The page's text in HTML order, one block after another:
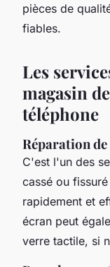
pièces de
fiables.
Les
magasin
téléphone
Réparation
C'est l'un des
cassé ou
rapidement et
écran peut
verre tactile, si